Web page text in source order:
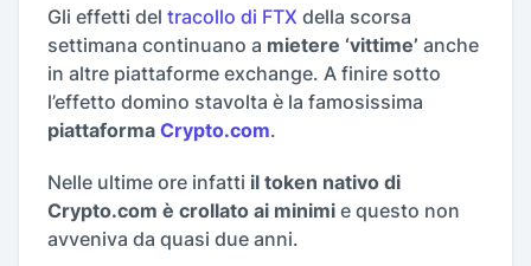
Gli effetti del tracollo di FTX della scorsa
settimana continuano a mietere ‘vittime’ anche
in altre piattaforme exchange. A finire sotto
l’effetto domino stavolta è la famosissima
piattaforma Crypto.com.
Nelle ultime ore infatti il token nativo di
Crypto.com è crollato ai minimi e questo non
avveniva da quasi due anni.